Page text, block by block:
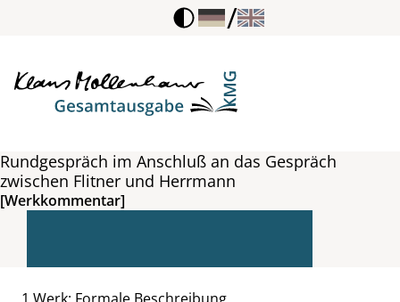
/
Rundgespräch im Anschluß an das Gespräch
zwischen Flitner und Herrmann
[Werkkommentar]